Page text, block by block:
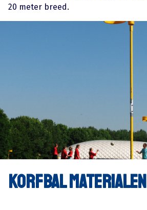
20 meter breed.
Korfbal materialen